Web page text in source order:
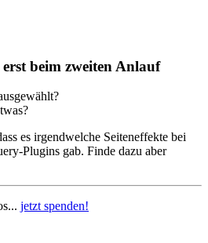
beim zweiten Anlauf
es irgendwelche Seiteneffekte bei
Plugins gab. Finde dazu aber
jetzt spenden!